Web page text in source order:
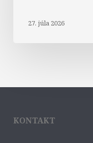
27. júla 2026
KONTAKT